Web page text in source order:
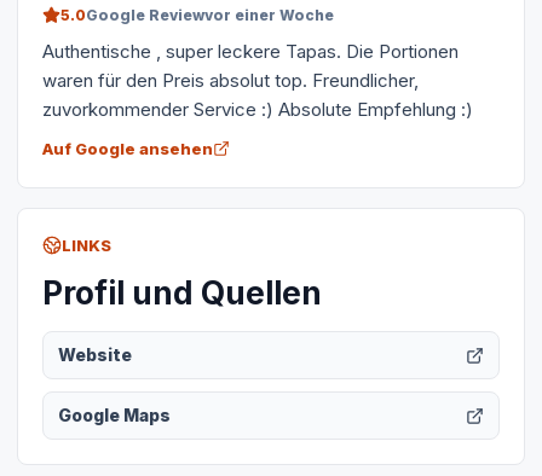
5.0Google Reviewvor einer Woche
Authentische , super leckere Tapas. Die Portionen
waren für den Preis absolut top. Freundlicher,
zuvorkommender Service :) Absolute Empfehlung :)
Auf Google ansehen
LINKS
Profil und Quellen
Website
Google Maps